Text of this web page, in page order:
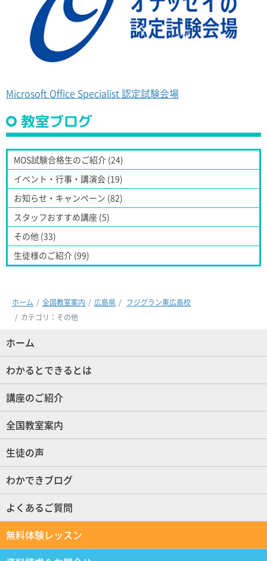
Microsoft Office Specialist 認定試験会場
教室ブログ
MOS試験合格生のご紹介 (24)
イベント・行事・講演会 (19)
お知らせ・キャンペーン (82)
スタッフおすすめ講座 (5)
その他 (33)
生徒様のご紹介 (99)
ホーム 全国教室案内 広島県
フジグラン東広島校
カテゴリ：その他
ホーム
わかるとできるとは
講座のご紹介
全国教室案内
生徒の声
わかできブログ
よくあるご質問
無料体験レッスン